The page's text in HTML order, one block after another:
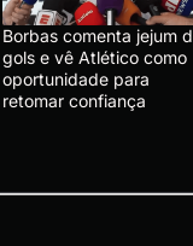
Borbas comenta jejum
gols e vê Atlético como
oportunidade para
retomar confiança